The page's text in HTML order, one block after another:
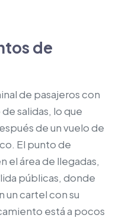
de
de pasajeros con
salidas, lo que
de un vuelo de
El punto de
el área de llegadas,
públicas, donde
un cartel con su
está a pocos